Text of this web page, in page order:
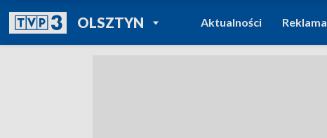
OLSZTYNPOWRÓT DO
TVP REGIONY
Aktualności Reklama